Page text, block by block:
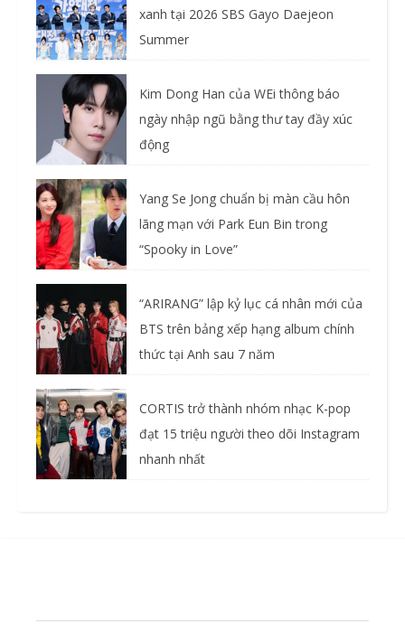
xanh tại 2026 SBS Gayo Daejeon
Summer
Kim Dong Han của WEi thông báo
ngày nhập ngũ bằng thư tay đầy xúc
động
Yang Se Jong chuẩn bị màn cầu hôn
lãng mạn với Park Eun Bin trong
“Spooky in Love”
“ARIRANG” lập kỷ lục cá nhân mới của
BTS trên bảng xếp hạng album chính
thức tại Anh sau 7 năm
CORTIS trở thành nhóm nhạc K-pop
đạt 15 triệu người theo dõi Instagram
nhanh nhất